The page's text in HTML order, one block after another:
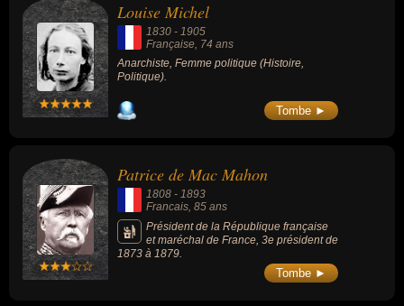
Louise Michel
1830 - 1905
Française , 74 ans
Anarchiste, Femme politique (Histoire,
Politique).
Tombe ►
Patrice de Mac Mahon
1808 - 1893
Francais, 85 ans
Président de la République française
et maréchal de France, 3e président de
1873 à 1879.
Tombe ►